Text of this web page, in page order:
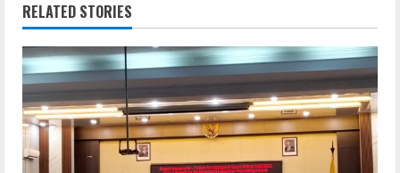
u
e
R
e
RELATED STORIES